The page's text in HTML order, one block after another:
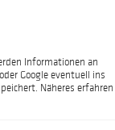
Informationen an
Google eventuell ins
Näheres erfahren